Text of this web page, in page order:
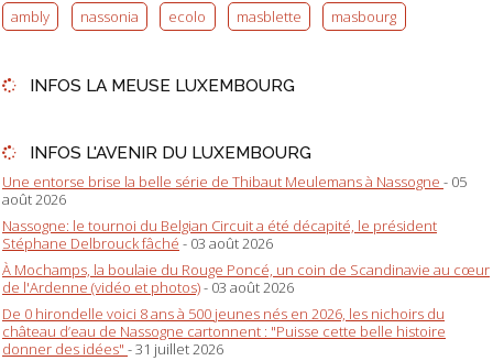
ambly
nassonia ecolo masblette masbourg
INFOS LA MEUSE LUXEMBOURG
INFOS L'AVENIR DU LUXEMBOURG
Une entorse brise la belle série de Thibaut Meulemans à Nassogne - 05
août 2026
Nassogne: le tournoi du Belgian Circuit a été décapité, le président
Stéphane Delbrouck fâché - 03 août 2026
À Mochamps, la boulaie du Rouge Poncé, un coin de Scandinavie au cœur
de l'Ardenne (vidéo et photos)- 03 août 2026
De 0 hirondelle voici 8 ans à 500 jeunes nés en 2026, les nichoirs du
château d’eau de Nassogne cartonnent : "Puisse cette belle histoire
donner des idées" - 31 juillet 2026